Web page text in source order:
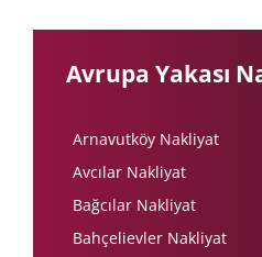
Avrupa Yakası
Arnavutköy Nakliyat
Avcılar Nakliyat
Bağcılar Nakliyat
Bahçelievler Nakliyat